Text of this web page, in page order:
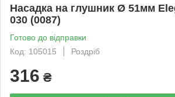
Насадка на глушник Ø 51мм
030 (0087)
Готово до відправки
Код: 105015
Роздріб
316 ₴